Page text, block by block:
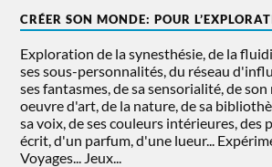
CRÉER SON MONDE: POUR
Exploration de la synesthésie, de la
ses sous-personnalités, du réseau
ses fantasmes, de sa sensorialité, de
oeuvre d'art, de la nature, de sa
sa voix, de ses couleurs intérieures, des
écrit, d'un parfum, d'une lueur...
Voyages... Jeux...